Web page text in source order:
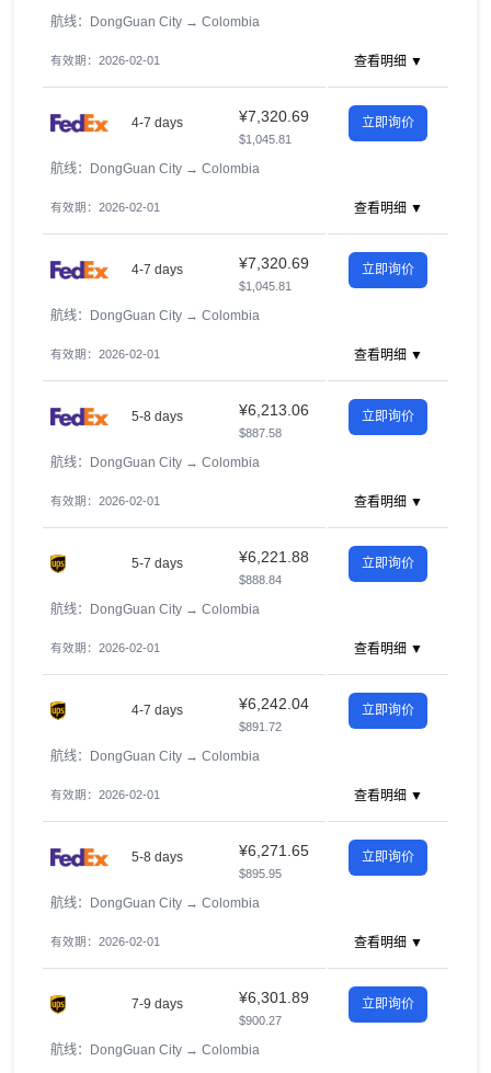
航线：DongGuan City → Colombia
有效期：2026-02-01 查看明细 ▼
4-7 days ¥7,320.69
$1,045.81
立即询价
航线：DongGuan City → Colombia
有效期：2026-02-01 查看明细 ▼
4-7 days ¥7,320.69
$1,045.81
立即询价
航线：DongGuan City → Colombia
有效期：2026-02-01 查看明细 ▼
5-8 days ¥6,213.06
$887.58
立即询价
航线：DongGuan City → Colombia
有效期：2026-02-01 查看明细 ▼
5-7 days ¥6,221.88
$888.84
立即询价
航线：DongGuan City → Colombia
有效期：2026-02-01 查看明细 ▼
4-7 days ¥6,242.04
$891.72
立即询价
航线：DongGuan City → Colombia
有效期：2026-02-01 查看明细 ▼
5-8 days ¥6,271.65
$895.95
立即询价
航线：DongGuan City → Colombia
有效期：2026-02-01 查看明细 ▼
7-9 days ¥6,301.89
$900.27
立即询价
航线：DongGuan City → Colombia